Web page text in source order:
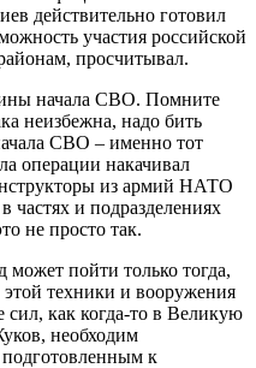
действительно готовил
участия российской
просчитывал.
начала СВО. Помните
неизбежна, надо бить
СВО – именно тот
операции накачивал
из армий НАТО
частях и подразделениях
не просто так.
может пойти только тогда,
техники и вооружения
сил, как когда-то в Великую
необходим
к